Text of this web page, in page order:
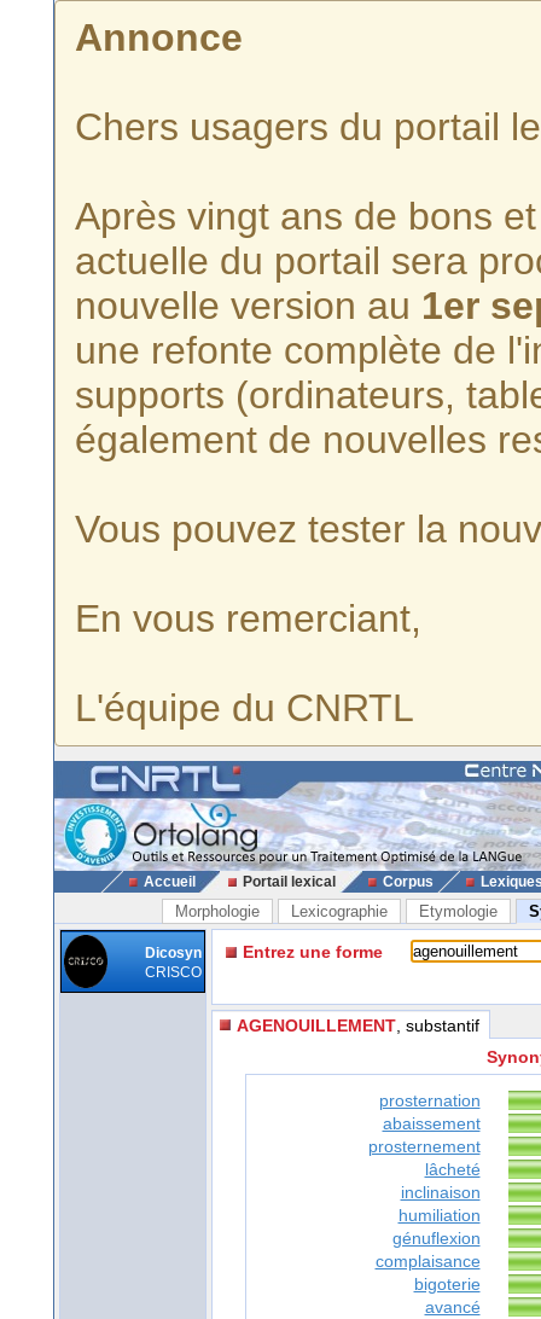
Annonce
Chers usagers du portail
Après vingt ans de bons
actuelle du portail sera
nouvelle version au 1er
une refonte complète de
supports (ordinateurs,
également de nouvelles
Vous pouvez tester la
En vous remerciant,
L'équipe du CNRTL
Accueil Portail lexical Corpus
Morphologie Lexicographie Etymologie
Dicosyn
CRISCO
Entrez une forme
AGENOUILLEMENT , substantif
prosternation
abaissement
prosternement
lâcheté
inclinaison
humiliation
génuflexion
complaisance
bigoterie
avancé